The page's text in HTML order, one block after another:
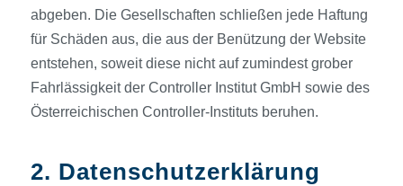
abgeben. Die Gesellschaften schließen jede Haftung
für Schäden aus, die aus der Benützung der Website
entstehen, soweit diese nicht auf zumindest grober
Fahrlässigkeit der Controller Institut GmbH sowie des
Österreichischen Controller-Instituts beruhen.
2. Datenschutzerklärung